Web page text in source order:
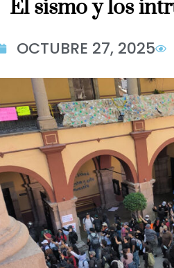
El sismo y los
OCTUBRE 27, 2025